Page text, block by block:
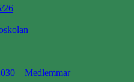
26
– Medlemmar